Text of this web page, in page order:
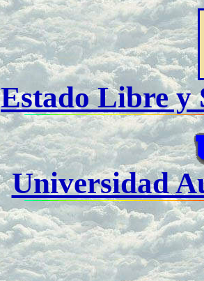
Estado Libre y
Universidad